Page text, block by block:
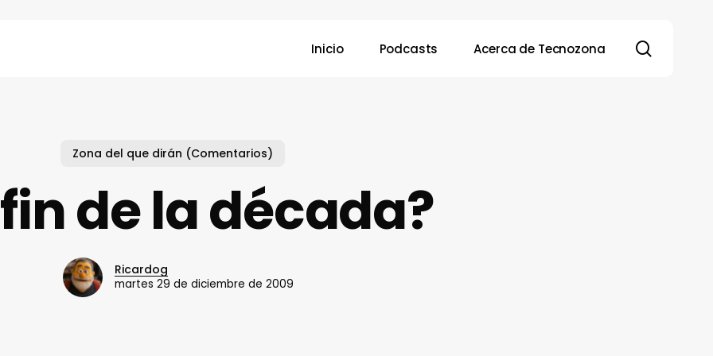
Inicio Podcasts Acerca de Tecnozona
Zona del que dirán (Comentarios)
fin de la década?
Ricardog
martes 29 de diciembre de 2009